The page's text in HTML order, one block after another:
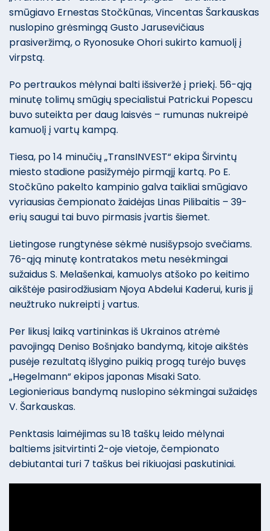
smūgiavo Ernestas Stočkūnas, Vincentas Šarkauskas
nuslopino grėsmingą Gusto Jarusevičiaus
prasiveržimą, o Ryonosuke Ohori sukirto kamuolį į
virpstą.
Po pertraukos mėlynai balti išsiveržė į priekį. 56-ąją
minutę tolimų smūgių specialistui Patrickui Popescu
buvo suteikta per daug laisvės – rumunas nukreipė
kamuolį į vartų kampą.
Tiesa, po 14 minučių „TransINVEST“ ekipa Širvintų
miesto stadione pasižymėjo pirmąjį kartą. Po E.
Stočkūno pakelto kampinio galva taikliai smūgiavo
vyriausias čempionato žaidėjas Linas Pilibaitis – 39-
erių saugui tai buvo pirmasis įvartis šiemet.
Lietingose rungtynėse sėkmė nusišypsojo svečiams.
76-ąją minutę kontratakos metu nesėkmingai
sužaidus S. Melašenkai, kamuolys atšoko po keitimo
aikštėje pasirodžiusiam Njoya Abdelui Kaderui, kuris jį
neužtruko nukreipti į vartus.
Per likusį laiką vartininkas iš Ukrainos atrėmė
pavojingą Deniso Bošnjako bandymą, kitoje aikštės
pusėje rezultatą išlygino puikią progą turėjo buvęs
„Hegelmann“ ekipos japonas Misaki Sato.
Legionieriaus bandymą nuslopino sėkmingai sužaidęs
V. Šarkauskas.
Penktasis laimėjimas su 18 taškų leido mėlynai
baltiems įsitvirtinti 2-oje vietoje, čempionato
debiutantai turi 7 taškus bei rikiuojasi paskutiniai.